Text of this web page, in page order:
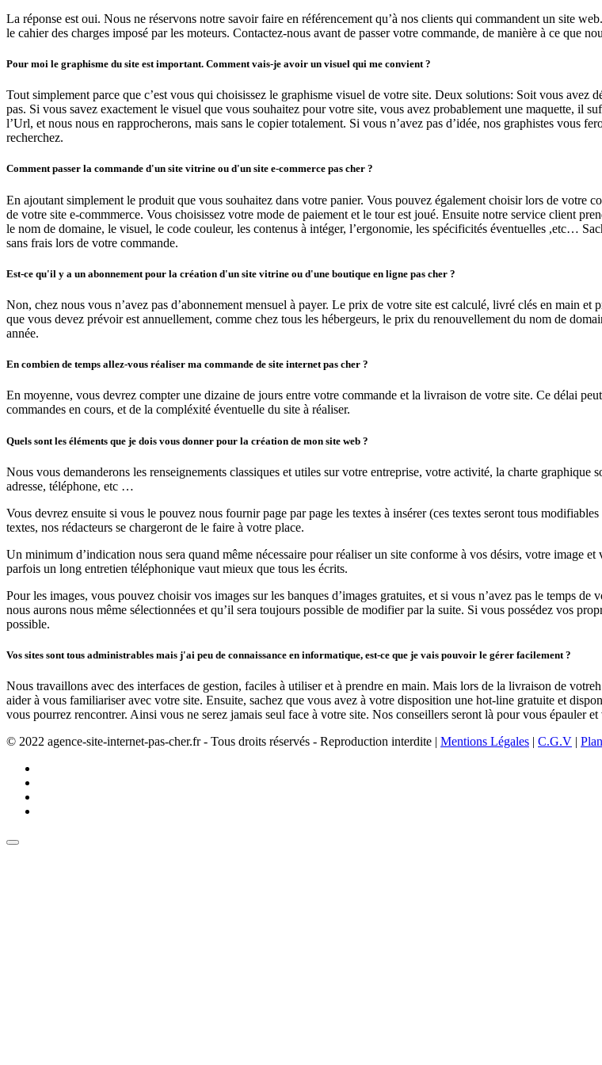
La réponse est oui. Nous ne réservons notre savoir faire en référencement qu’à nos clients qui commandent un site
le cahier des charges imposé par les moteurs. Contactez-nous avant de passer votre commande, de manière à ce que
Pour moi le graphisme du site est important. Comment vais-je avoir un visuel qui me convient ?
Tout simplement parce que c’est vous qui choisissez le graphisme visuel de votre site. Deux solutions: Soit vous avez
pas. Si vous savez exactement le visuel que vous souhaitez pour votre site, vous avez probablement une maquette,
l’Url, et nous nous en rapprocherons, mais sans le copier totalement. Si vous n’avez pas d’idée, nos graphistes vous
recherchez.
Comment passer la commande d'un site vitrine ou d'un site e-commerce pas cher ?
En ajoutant simplement le produit que vous souhaitez dans votre panier. Vous pouvez également choisir lors de votre
de votre site e-commmerce. Vous choisissez votre mode de paiement et le tour est joué. Ensuite notre service client
le nom de domaine, le visuel, le code couleur, les contenus à intéger, l’ergonomie, les spécificités éventuelles ,etc…
sans frais lors de votre commande.
Est-ce qu'il y a un abonnement pour la création d'un site vitrine ou d'une boutique en ligne pas cher ?
Non, chez nous vous n’avez pas d’abonnement mensuel à payer. Le prix de votre site est calculé, livré clés en main
que vous devez prévoir est annuellement, comme chez tous les hébergeurs, le prix du renouvellement du nom de
année.
En combien de temps allez-vous réaliser ma commande de site internet pas cher ?
En moyenne, vous devrez compter une dizaine de jours entre votre commande et la livraison de votre site. Ce délai
commandes en cours, et de la compléxité éventuelle du site à réaliser.
Quels sont les éléments que je dois vous donner pour la création de mon site web ?
Nous vous demanderons les renseignements classiques et utiles sur votre entreprise, votre activité, la charte
adresse, téléphone, etc …
Vous devrez ensuite si vous le pouvez nous fournir page par page les textes à insérer (ces textes seront tous
textes, nos rédacteurs se chargeront de le faire à votre place.
Un minimum d’indication nous sera quand même nécessaire pour réaliser un site conforme à vos désirs, votre image
parfois un long entretien téléphonique vaut mieux que tous les écrits.
Pour les images, vous pouvez choisir vos images sur les banques d’images gratuites, et si vous n’avez pas le temps
nous aurons nous même sélectionnées et qu’il sera toujours possible de modifier par la suite. Si vous possédez vos
possible.
Vos sites sont tous administrables mais j'ai peu de connaissance en informatique, est-ce que je vais pouvoir le gérer facilement ?
Nous travaillons avec des interfaces de gestion, faciles à utiliser et à prendre en main. Mais lors de la livraison de
aider à vous familiariser avec votre site. Ensuite, sachez que vous avez à votre disposition une hot-line gratuite et
vous pourrez rencontrer. Ainsi vous ne serez jamais seul face à votre site. Nos conseillers seront là pour vous épauler
© 2022 agence-site-internet-pas-cher.fr - Tous droits réservés - Reproduction interdite | Mentions Légales | C.G.V | Plan